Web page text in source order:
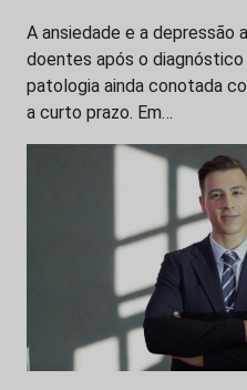
A ansiedade e a depressão
doentes após o
patologia ainda conotada
a curto prazo. Em…